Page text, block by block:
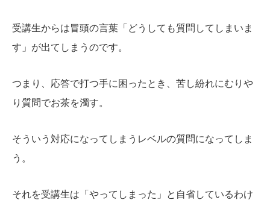
受講生からは冒頭の言葉「どうしても質問してしまいま
す」が出てしまうのです。
つまり、応答で打つ手に困ったとき、苦し紛れにむりや
り質問でお茶を濁す。
そういう対応になってしまうレベルの質問になってしま
う。
それを受講生は「やってしまった」と自省しているわけ